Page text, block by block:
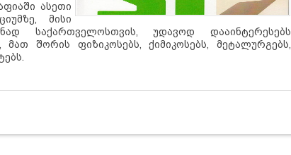
ასეთი
მისი
საქართველოსთვის,
უდავოდდააინტერესებს
, მათ შორის ფიზიკოსებს, ქიმიკოსებს, მეტალურგებს,